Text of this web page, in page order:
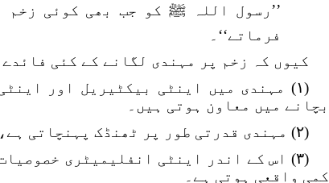
’’رسول اللہ ﷺ کو جب بھی کوئی زخم
فرماتے‘‘۔
کیوں کہ زخم پر مہندی لگانے کے کئی
(۱) مہندی میں اینٹی بیکٹیریل اور
بچانے میں معاون ہوتی ہیں۔
(۲) مہندی قدرتی طور پر ٹھنڈک پہنچاتی ہے، جس کی وجہ سے آرام دہ اثر محسوس ہوتا ہے۔
(۳) اس کے اندر اینٹی انفلیمیٹری
کمی واقعی ہوتی ہے۔